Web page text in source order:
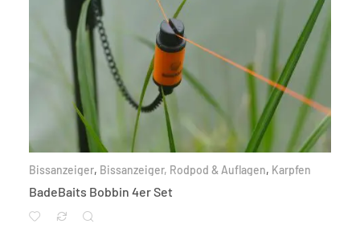
Bissanzeiger, Bissanzeiger, Rodpod & Auflagen, Karpfen
BadeBaits Bobbin 4er Set